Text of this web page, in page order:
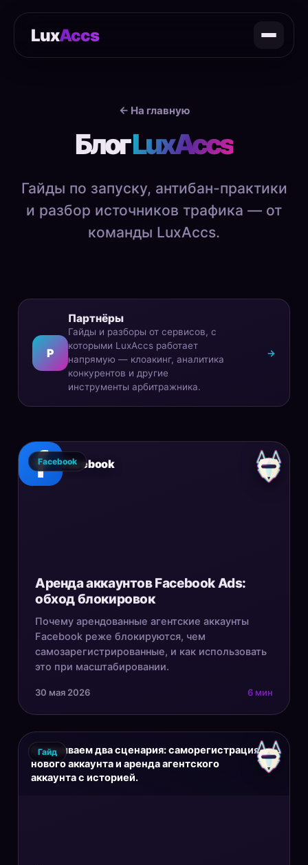
LuxAccs
← На главную
БлогLuxAccs
Гайды по запуску, антибан-практики
и разбор источников трафика — от
команды LuxAccs.
P
Партнёры
Гайды и разборы от сервисов, с
которыми LuxAccs работает
напрямую — клоакинг, аналитика
конкурентов и другие
инструменты арбитражника.
→
Facebook
Facebook
Аренда аккаунтов Facebook Ads:
обход блокировок
Почему арендованные агентские аккаунты
Facebook реже блокируются, чем
самозарегистрированные, и как использовать
это при масштабировании.
30 мая 2026 6 мин
Сравниваем два сценария: саморегистрация
нового аккаунта и аренда агентского
аккаунта с историей.
Гайд